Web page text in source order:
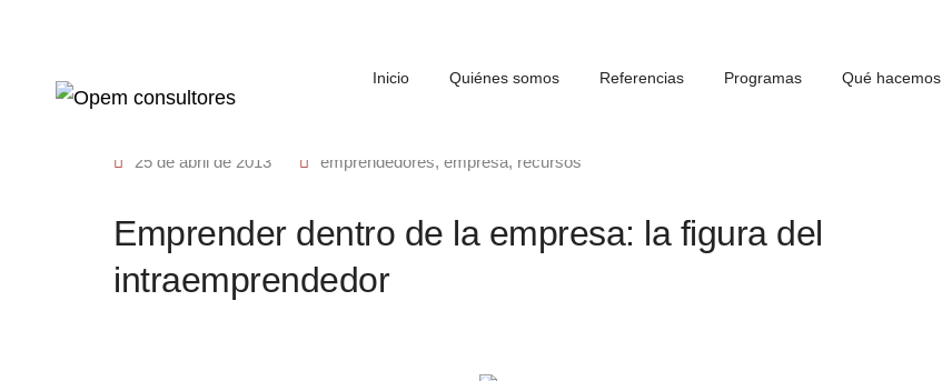
Inicio Quiénes somos Referencias Programas Qué hacemos
25 de abril de 2013 emprendedores, empresa, recursos
Emprender dentro de la empresa: la figura del
intraemprendedor